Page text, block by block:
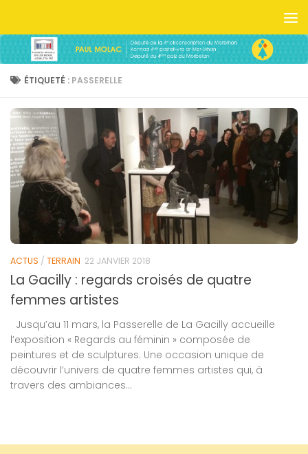
ÉTIQUETÉ : PASSERELLE
ACTUS / TERRAIN 22 JANVIER 2018
La Gacilly : regards croisés de quatre
femmes artistes
Jusqu’au 11 mars, la Passerelle de La Gacilly accueille
l’exposition « Regards au féminin » composée de
peintures et de sculptures. Une occasion unique de
découvrir l’univers de quatre femmes artistes qui, à
travers des ambiances...